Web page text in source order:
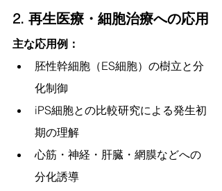
2. 再生医療・細胞治療への応用
主な応用例：
胚性幹細胞（ES細胞）の樹立と分
化制御
iPS細胞との比較研究による発生初
期の理解
心筋・神経・肝臓・網膜などへの
分化誘導